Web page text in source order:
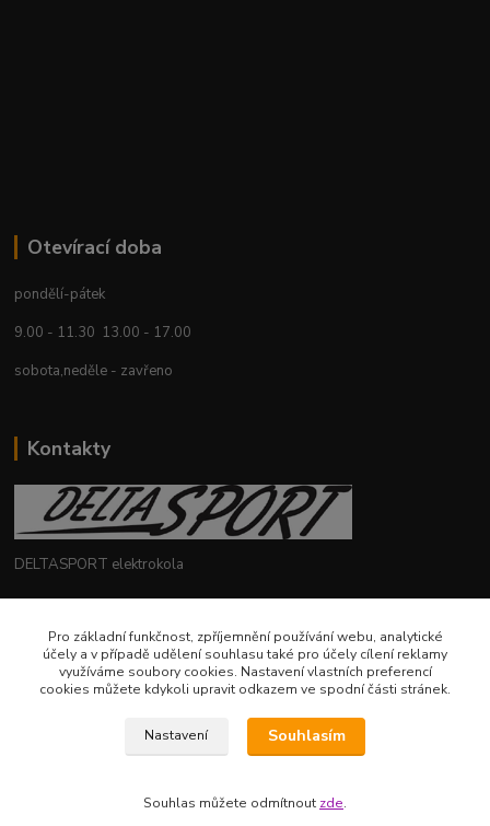
Otevírací doba
pondělí-pátek
9.00 - 11.30 13.00 - 17.00
sobota,neděle - zavřeno
Kontakty
DELTASPORT elektrokola
deltasport@seznam.cz
Pro základní funkčnost, zpříjemnění používání webu, analytické
účely a v případě udělení souhlasu také pro účely cílení reklamy
využíváme soubory cookies. Nastavení vlastních preferencí
cookies můžete kdykoli upravit odkazem ve spodní části stránek.
Nastavení Souhlasím
Souhlas můžete odmítnout zde.